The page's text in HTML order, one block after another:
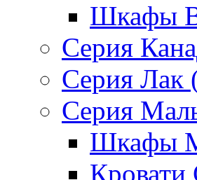
Шкафы
Серия
Серия
Серия
Шкафы